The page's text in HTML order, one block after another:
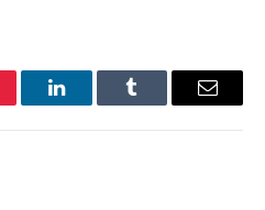
LinkedInTumblr Email